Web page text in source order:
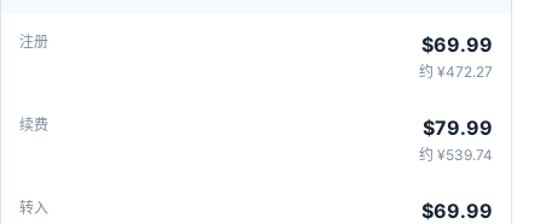
$69.99
约 ¥472.27
$79.99
约 ¥539.74
$69.99